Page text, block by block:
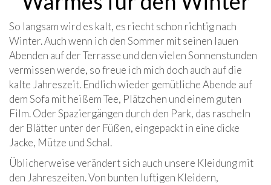
So langsam wird es kalt, es riecht schon richtig nach
Winter. Auch wenn ich den Sommer mit seinen lauen
Abenden auf der Terrasse und den vielen Sonnenstunden
vermissen werde, so freue ich mich doch auch auf die
kalte Jahreszeit. Endlich wieder gemütliche Abende auf
dem Sofa mit heißem Tee, Plätzchen und einem guten
Film. Oder Spaziergängen durch den Park, das rascheln
der Blätter unter der Füßen, eingepackt in eine dicke
Jacke, Mütze und Schal.
Üblicherweise verändert sich auch unsere Kleidung mit
den Jahreszeiten. Von bunten luftigen Kleidern,